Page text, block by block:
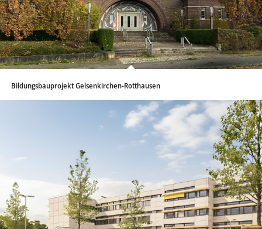
Bildungsbauprojekt Gelsenkirchen-Rotthausen